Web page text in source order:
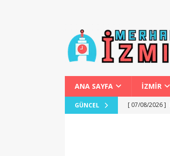
ANA SAYFA İZMİR
GÜNCEL [ 07/08/2026 ]